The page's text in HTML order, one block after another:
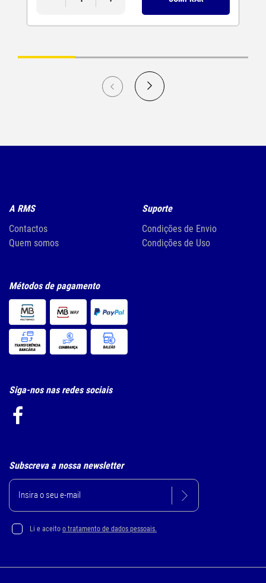
A RMS
Contactos
Quem somos
Suporte
Condições de Envio
Condições de Uso
Métodos de pagamento
Siga-nos nas redes sociais
Subscreva a nossa newsletter
Li e aceito o tratamento de dados pessoais.